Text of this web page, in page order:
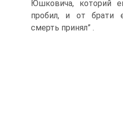
Юшковича, которий
пробил, и от брати
смерть принял” .